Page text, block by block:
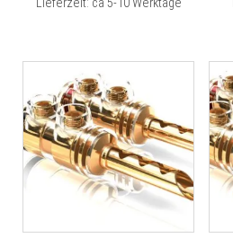
Lieferzeit: ca 5-10 Werktage